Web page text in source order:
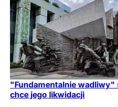
"Fundamentalnie wadliwy"
chce jego likwidacji